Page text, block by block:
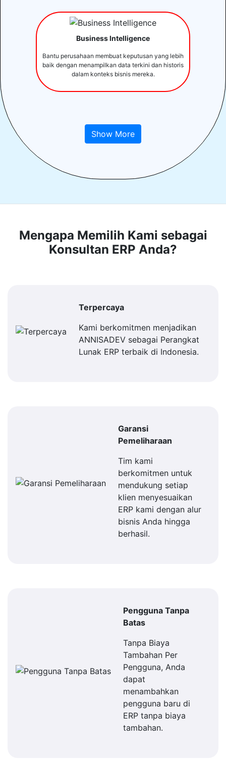
Business Intelligence
Bantu perusahaan membuat keputusan yang lebih
baik dengan menampilkan data terkini dan historis
dalam konteks bisnis mereka.
Show More
Mengapa Memilih Kami sebagai
Konsultan ERP Anda?
Terpercaya
Kami berkomitmen menjadikan
ANNISADEV sebagai Perangkat
Lunak ERP terbaik di Indonesia.
Garansi
Pemeliharaan
Tim kami
berkomitmen untuk
mendukung setiap
klien menyesuaikan
ERP kami dengan alur
bisnis Anda hingga
berhasil.
Pengguna Tanpa
Batas
Tanpa Biaya
Tambahan Per
Pengguna, Anda
dapat
menambahkan
pengguna baru di
ERP tanpa biaya
tambahan.